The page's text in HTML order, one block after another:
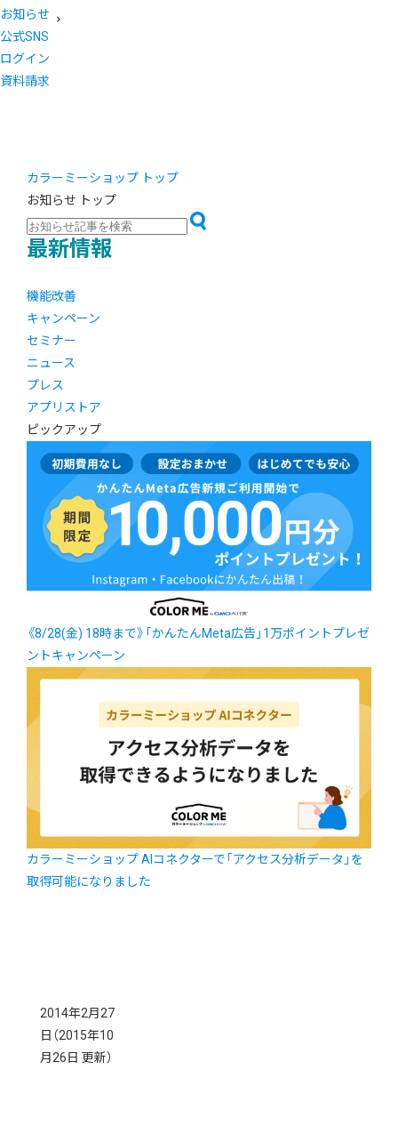
お知らせ
公式SNS
ログイン
資料請求
カラーミーショップ トップ
お知らせ トップ
最新情報
機能改善
キャンペーン
セミナー
ニュース
プレス
アプリストア
ピックアップ
《8/28(金) 18時まで》「かんたんMeta広告」1万ポイントプレゼ
ントキャンペーン
カラーミーショップ AIコネクターで「アクセス分析データ」を
取得可能になりました
2014年2月27
日 （2015年10
月26日 更新）